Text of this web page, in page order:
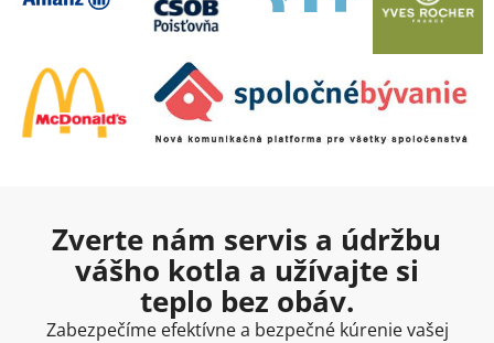
Zverte nám servis a údržbu
vášho kotla a užívajte si
teplo bez obáv.
Zabezpečíme efektívne a bezpečné kúrenie vašej